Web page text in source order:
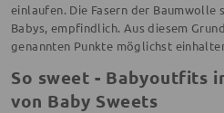
einlaufen. Die Fasern der Baumwolle
Babys, empfindlich. Aus diesem
genannten Punkte möglichst
So sweet - Babyoutfits
von Baby Sweets